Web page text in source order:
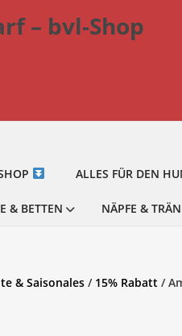
– bvl-Shop
ALLES FÜR DEN
& BETTEN NÄPFE &
& Saisonales/ 15% Rabatt/